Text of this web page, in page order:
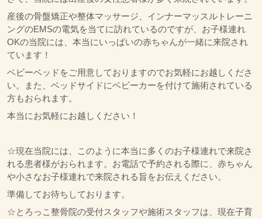
産後の骨盤矯正や整体マッサージ、インナーマッスルトレーニ
ングのEMSの電気を当てに訪れているのですが、お子様連れ
OKの当院には、本当にいっぱいの赤ちゃんが一緒に来院され
ています！
ベビーベッドをご用意しておりますのでお気軽にお越しくださ
い。また、ベッドサイドにベビーカーを付けて施術されている
方もおられます。
本当にお気軽にお越しください！
☆現在当院には、このように本当に多くのお子様連れで来院さ
れる患者様がおられます。お電話で予約される際に、赤ちゃん
や小さなお子様連れで来院される旨をお伝えください。
準備してお待ちしております。
☆とろっこ整骨院の受付スタッフや施術スタッフは、現在子育